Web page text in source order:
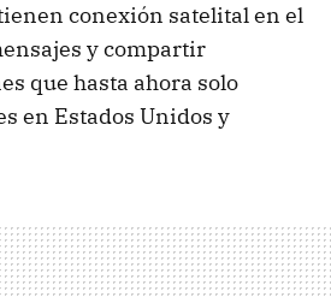
conexión satelital en el
y compartir
que hasta ahora solo
en Estados Unidos y